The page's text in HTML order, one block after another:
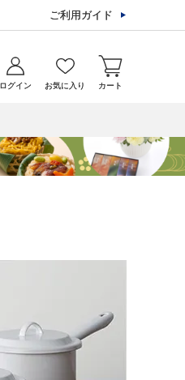
ご利用ガイド
ログイン お気に入り カート